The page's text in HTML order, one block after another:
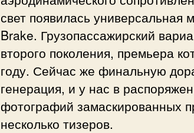
свет появилась универсальная
Brake. Грузопассажирский
второго поколения, премьера
году. Сейчас же финальную
генерация, и у нас в
фотографий замаскированных
несколько тизеров.